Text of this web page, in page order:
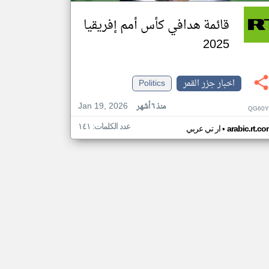
قائمة هدافي كأس أمم إفريقيا
2025
اخبار جزر القمر
Politics
Jan 19, 2026
منذ ٦ أشهر
ار تي عربي• عدد الكلمات: ١٤١